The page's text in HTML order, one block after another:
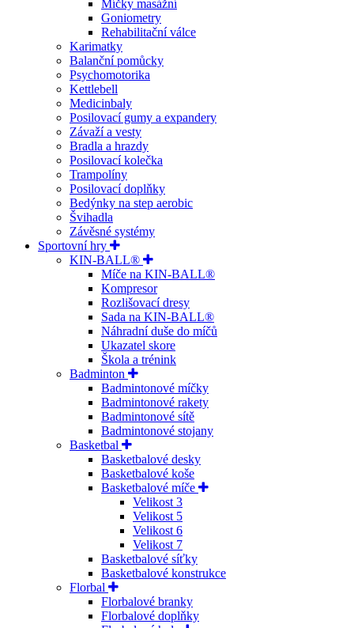
Míčky masážní
Goniometry
Rehabilitační válce
Karimatky
Balanční pomůcky
Psychomotorika
Kettlebell
Medicinbaly
Posilovací gumy a expandery
Závaží a vesty
Bradla a hrazdy
Posilovací kolečka
Trampolíny
Posilovací doplňky
Bedýnky na step aerobic
Švihadla
Závěsné systémy
Sportovní hry
KIN-BALL®
Míče na KIN-BALL®
Kompresor
Rozlišovací dresy
Sada na KIN-BALL®
Náhradní duše do míčů
Ukazatel skore
Škola a trénink
Badminton
Badmintonové míčky
Badmintonové rakety
Badmintonové sítě
Badmintonové stojany
Basketbal
Basketbalové desky
Basketbalové koše
Basketbalové míče
Velikost 3
Velikost 5
Velikost 6
Velikost 7
Basketbalové síťky
Basketbalové konstrukce
Florbal
Florbalové branky
Florbalové doplňky